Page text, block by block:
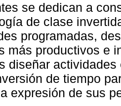
se dedican a
de clase
programadas,
más productivos e
diseñar
de tiempo
expresión de sus